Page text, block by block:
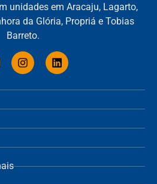
unidades em Aracaju, Lagarto,
da Glória, Propriá e Tobias
Barreto.